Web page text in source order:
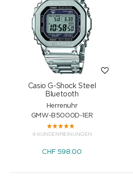
Casio G-Shock Steel
Bluetooth
Herrenuhr
GMW-B5000D-1ER
9 KUNDENMEINUNGEN
CHF 598.00